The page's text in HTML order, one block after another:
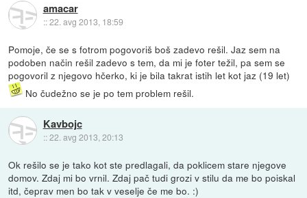
amacar
::22. avg 2013, 18:59
Pomoje, če se s fotrom pogovoriš boš zadevo rešil. Jaz sem na
podoben način rešil zadevo s tem, da mi je foter težil, pa sem se
pogovoril z njegovo hčerko, ki je bila takrat istih let kot jaz (19 let)
No čudežno se je po tem problem rešil.
Kavbojc
::22. avg 2013, 20:13
Ok rešilo se je tako kot ste predlagali, da poklicem stare njegove
domov. Zdaj mi bo vrnil. Zdaj pač tudi grozi v stilu da me bo poiskal
itd, čeprav men bo tak v veselje če me bo. :)